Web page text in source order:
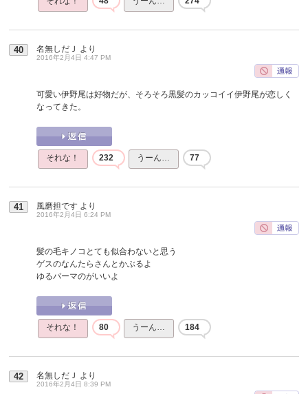
40 名無しだＪ より
2016年2月4日 4:47 PM
可愛い伊野尾は好物だが、そろそろ黒髪のカッコイイ伊野尾が恋しく
なってきた。
それな！ 232 うーん… 77
41 風磨担です より
2016年2月4日 6:24 PM
髪の毛キノコとても似合わないと思う
ゲスのなんたらさんとかぶるよ
ゆるパーマのがいいよ
それな！ 80 うーん… 184
42 名無しだＪ より
2016年2月4日 8:39 PM